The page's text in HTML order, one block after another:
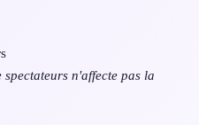
n'affecte pas la